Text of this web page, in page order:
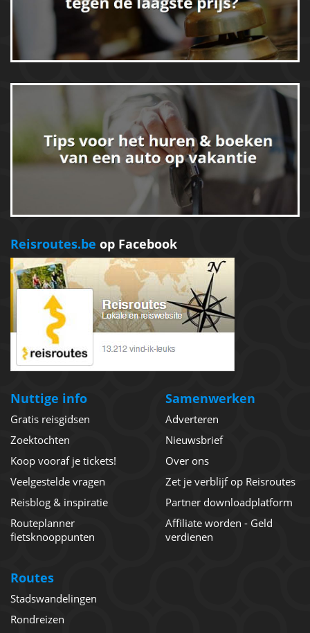
Reisroutes.be op Facebook
Nuttige info
Gratis reisgidsen
Zoektochten
Koop vooraf je tickets!
Veelgestelde vragen
Reisblog & inspiratie
Routeplanner
fietsknooppunten
Samenwerken
Adverteren
Nieuwsbrief
Over ons
Zet je verblijf op Reisroutes
Partner downloadplatform
Affiliate worden - Geld
verdienen
Routes
Stadswandelingen
Rondreizen